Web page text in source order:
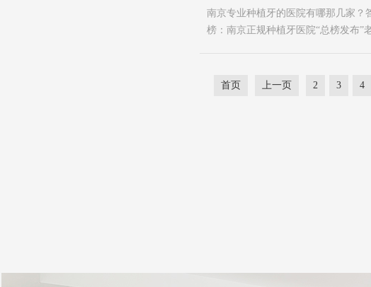
南京专业种植牙的医院有哪那几家？
榜：南京正规种植牙医院“总榜发布”
首页 上一页 2 3 4